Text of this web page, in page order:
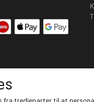
fra tredjeparter til at